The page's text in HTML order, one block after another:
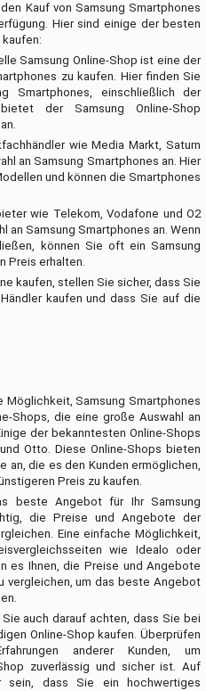
Kauf von Samsung Smartphones
Hier sind einige der besten
Samsung Online-Shop ist eine der
zu kaufen. Hier finden Sie
Smartphones, einschließlich der
der Samsung Online-Shop
wie Media Markt, Saturn
an Samsung Smartphones an. Hier
und können die Smartphones
wie Telekom, Vodafone und O2
an Samsung Smartphones an. Wenn
können Sie oft ein Samsung
Preis erhalten.
kaufen, stellen Sie sicher, dass Sie
kaufen und dass Sie auf die
Samsung Smartphones
Shops, die eine große Auswahl an
der bekanntesten Online-Shops
Otto. Diese Online-Shops bieten
die es den Kunden ermöglichen,
Preis zu kaufen.
beste Angebot für Ihr Samsung
die Preise und Angebote der
Eine einfache Möglichkeit,
wie Idealo oder
es Ihnen, die Preise und Angebote
vergleichen, um das beste Angebot
auch darauf achten, dass Sie bei
Online-Shop kaufen. Überprüfen
anderer Kunden, um
zuverlässig und sicher ist. Auf
dass Sie ein hochwertiges